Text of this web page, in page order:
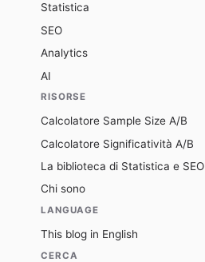
Statistica
SEO
Analytics
AI
RISORSE
Calcolatore Sample Size A/B
Calcolatore Significatività A/B
La biblioteca di Statistica e SEO
Chi sono
LANGUAGE
This blog in English
CERCA